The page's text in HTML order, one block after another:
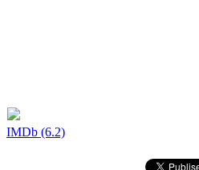
IMDb (6.2)